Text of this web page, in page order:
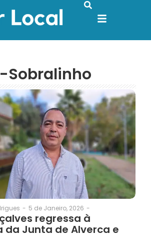
Sobralinho
- 5 de Janeiro, 2026 -
regressa à
da Junta de Alverca e